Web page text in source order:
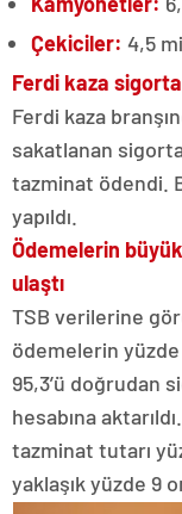
Çekiciler: 4,5
Ferdi kaza
Ferdi kaza
sakatlanan
tazminat ödendi.
yapıldı.
Ödemelerin
ulaştı
TSB verilerine
ödemelerin yüzde
95,3’ü doğrudan
hesabına
tazminat tutarı
yaklaşık yüzde 9